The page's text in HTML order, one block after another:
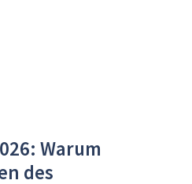
Warum
des